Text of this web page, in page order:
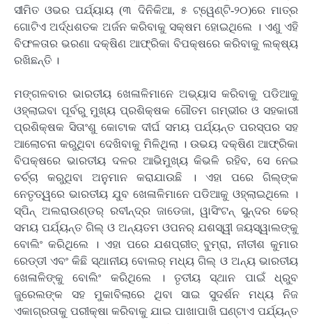
ସୀମିତ ଓଭର ପର୍ଯ୍ୟାୟ (୩ ଦିନିକିଆ, ୫ ଟ୍ୱେଣ୍ଟି-୨୦)ରେ ମାତ୍ର
ଗୋଟିଏ ଅର୍ଦ୍ଧଶତକ ଅର୍ଜନ କରିବାକୁ ସକ୍ଷମ ହୋଇଥିଲେ । ଏଣୁ ଏହି
ବିଫଳତାର ଭରଣା ଦକ୍ଷିଣ ଆଫ୍ରିକା ବିପକ୍ଷରେ କରିବାକୁ ଲକ୍ଷ୍ୟ
ରଖିଛନ୍ତି ।
ମଙ୍ଗଳବାର ଭାରତୀୟ ଖେଳାଳିମାନେ ଅଭ୍ୟାସ କରିବାକୁ ପଡିଆକୁ
ଓହ୍ଲାଇବା ପୂର୍ବରୁ ମୁଖ୍ୟ ପ୍ରଶିକ୍ଷକ ଗୌତମ ଗମ୍ଭୀର ଓ ସହକାରୀ
ପ୍ରଶିକ୍ଷକ ସିତାଂଶୁ କୋଟାକ ଦୀର୍ଘ ସମୟ ପର୍ଯ୍ୟନ୍ତ ପରସ୍ପର ସହ
ଆଲୋଚନା କରୁଥିବା ଦେଖିବାକୁ ମିଳିଥିଲା । ଉଭୟ ଦକ୍ଷିଣ ଆଫ୍ରିକା
ବିପକ୍ଷରେ ଭାରତୀୟ ଦଳର ଆଭିମୁଖ୍ୟ କିଭଳି ରହିବ, ସେ ନେଇ
ଚର୍ଚ୍ଚା କରୁଥିବା ଅନୁମାନ କରାଯାଉଛି । ଏହା ପରେ ଗିଲ୍‌ଙ୍କ
ନେତୃତ୍ୱରେ ଭାରତୀୟ ଯୁବ ଖେଳାଳିମାନେ ପଡିଆକୁ ଓହ୍ଲାଇଥିଲେ ।
ସ୍ପିନ୍ ଅଲରାଉଣ୍ଡର୍ ରବୀନ୍ଦ୍ର ଜାଡେଜା, ୱାସିଂଟନ୍ ସୁନ୍ଦର ଢେର୍
ସମୟ ପର୍ଯ୍ୟନ୍ତ ଗିଲ୍ ଓ ଅନ୍ୟତମ ଓପନର୍ ଯଶସ୍ୱୀ ଜୟସ୍ୱାଲଙ୍କୁ
ବୋଲିଂ କରିଥିଲେ । ଏହା ପରେ ଯଶପ୍ରୀତ୍ ବୁମ୍‌ରା, ନୀତୀଶ କୁମାର
ରେଡ୍ଡୀ ଏବଂ କିଛି ସ୍ଥାନୀୟ ବୋଲର୍ ମଧ୍ୟ ଗିଲ୍ ଓ ଅନ୍ୟ ଭାରତୀୟ
ଖେଳାଳିଙ୍କୁ ବୋଲିଂ କରିଥିଲେ । ତୃତୀୟ ସ୍ଥାନ ପାଇଁ ଧ୍ରୁବ
ଜୁରେଲଙ୍କ ସହ ମୁକାବିଲାରେ ଥିବା ସାଇ ସୁଦର୍ଶନ ମଧ୍ୟ ନିଜ
ଏକାଗ୍ରତାକୁ ପରୀକ୍ଷା କରିବାକୁ ଯାଇ ପାଖାପାଖି ଘଣ୍ଟାଏ ପର୍ଯ୍ୟନ୍ତ